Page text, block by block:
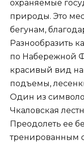
охраняемые
природы. Это
бегунам,
Разнообразить
по Набережной
красивый вид
подъемы,
Один из
Чкаловская
Преодолеть ее
тренированным